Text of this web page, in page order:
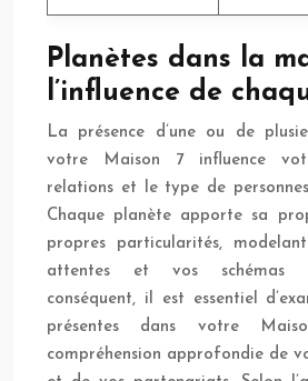
Planètes dans la
l’influence de
La présence d’une ou de
votre Maison 7 influence
relations et le type de
Chaque planète apporte sa
propres particularités,
attentes et vos schémas
conséquent, il est essentiel
présentes dans votre
compréhension approfondie de